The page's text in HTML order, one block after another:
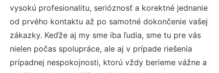
vysokú profesionalitu, serióznosť a korektné jednanie
od prvého kontaktu až po samotné dokončenie vašej
zákazky. Keďže aj my sme iba ľudia, sme tu pre vás
nielen počas spolupráce, ale aj v prípade riešenia
prípadnej nespokojnosti, ktorú vždy berieme vážne a